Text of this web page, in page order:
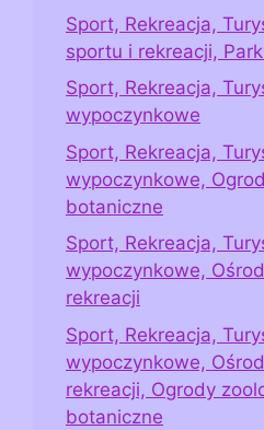
Sport, Rekreacja,
sportu i rekreacji,
Sport, Rekreacja,
wypoczynkowe
Sport, Rekreacja,
wypoczynkowe,
botaniczne
Sport, Rekreacja,
wypoczynkowe,
rekreacji
Sport, Rekreacja,
wypoczynkowe,
rekreacji, Ogrody
botaniczne